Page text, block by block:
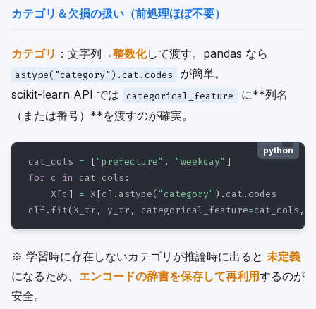
カテゴリ＆欠損の扱い（前処理ほぼ不要）
カテゴリ ：文字列→整数化して渡す。pandas なら
astype("category").cat.codes
が簡単。
scikit-learn API では
categorical_feature
に**列名
（または番号）**を渡すのが確実。
python
cat_cols = ["prefecture" , "weekday" ]
for c in cat_cols :
    X
[c ] = X[c ] . astype("category" ) . cat . codes
clf . fit(X_tr , y_tr , categorical_feature=cat_cols ,
※ 学習時に存在しないカテゴリが推論時に出ると 未定義
になるため、 エンコードの辞書を保存して再利用するのが
安全。